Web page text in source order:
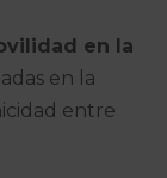
en la
en la
entre